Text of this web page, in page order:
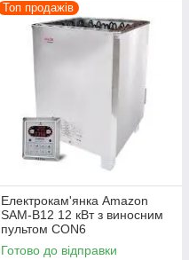
Топ продажів
Електрокам'янка Amazon
SAM-B12 12 кВт з виносним
пультом CON6
Готово до відправки